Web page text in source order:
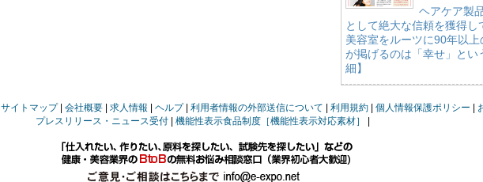
ヘアケア製
として絶大な信頼を獲得し
美容室をルーツに90年以
が掲げるのは「幸せ」とい
細】
サイトマップ 会社概要 求人情報 ヘルプ 利用者情報の外部送信について 利用規約 個人情報保護ポリシー
プレスリリース・ニュース受付
機能性表示食品制度［機能性表示対応素材］